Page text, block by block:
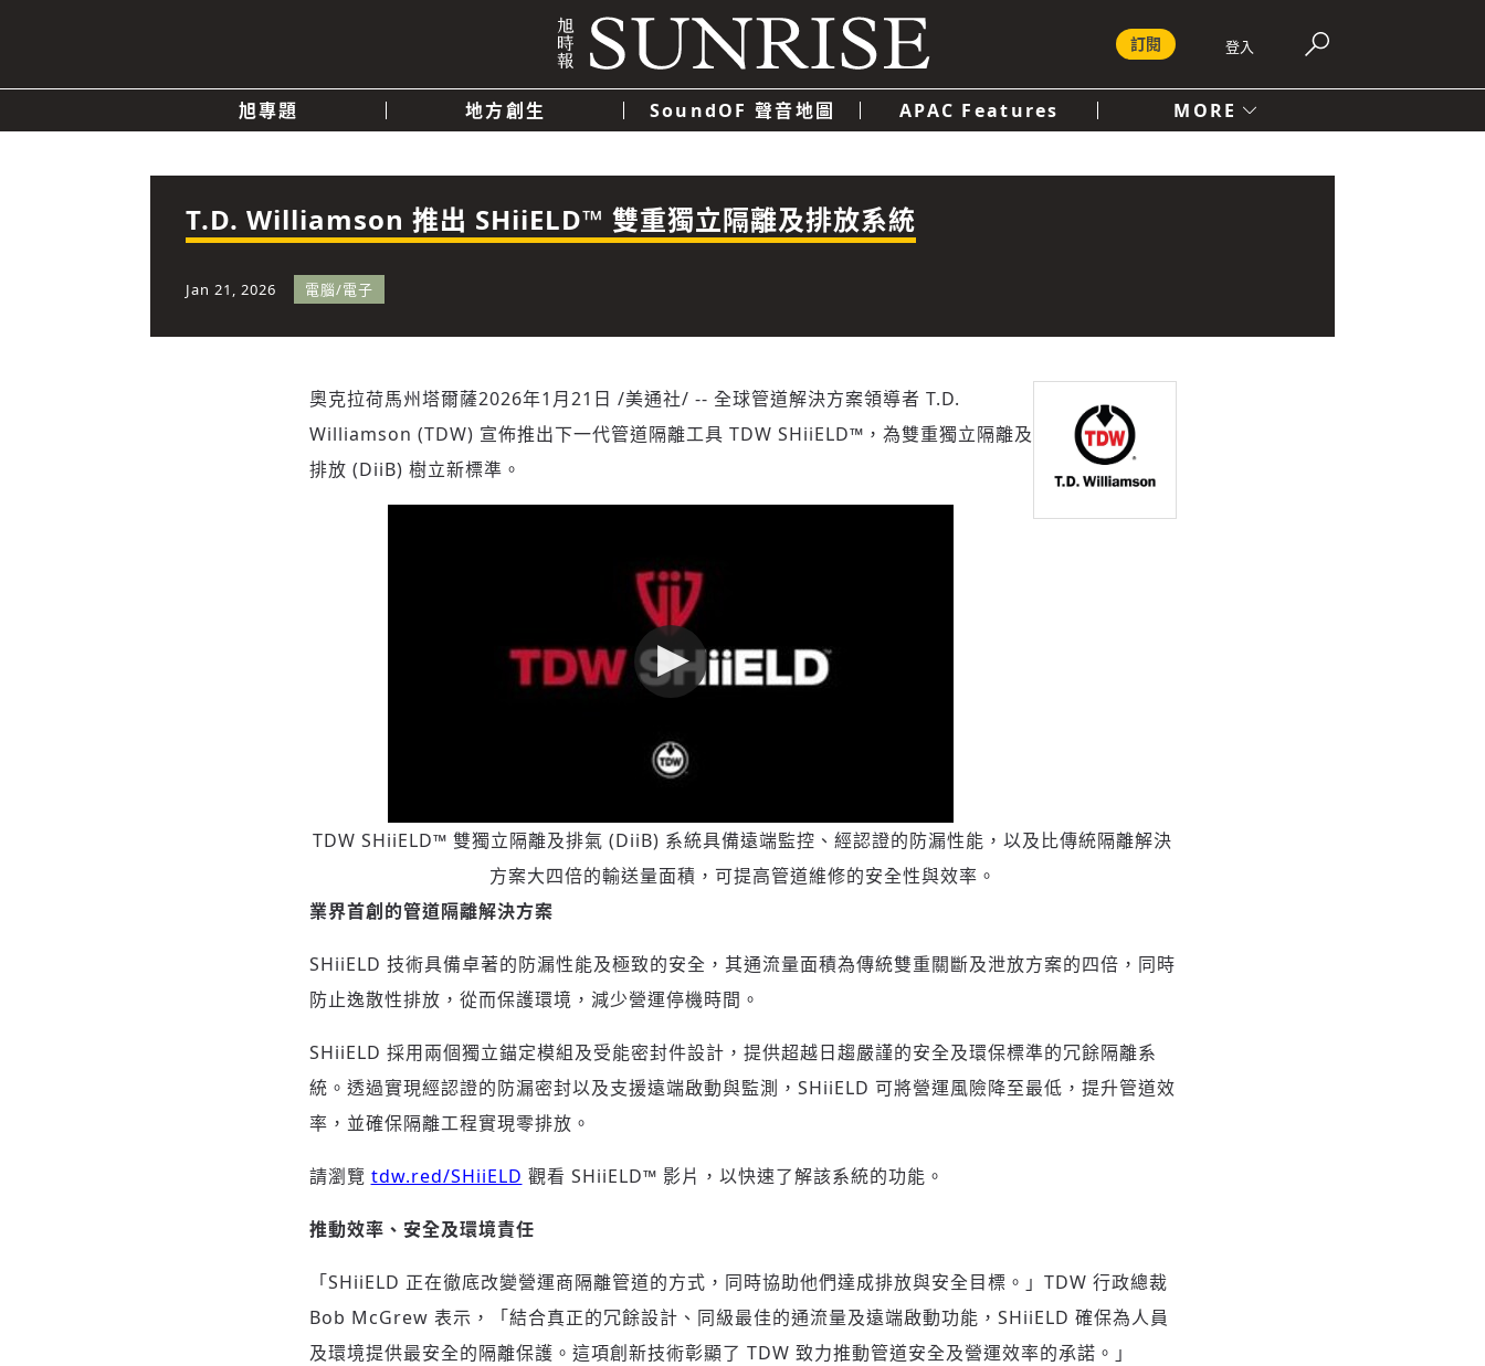
登入
訂閱
旭專題 地方創生 SoundOF 聲音地圖 APAC Features MORE
快速連結
政治 經濟 科技
登入或註冊
歡迎您加入《旭時報》
參與下一波全球科技革命
輸入 Email 驗證碼
(十分鐘內有效)
驗證
T.D. Williamson 推出 SHiiELD™ 雙重獨立隔離及排放系統
Jan 21, 2026 電腦/電子
奧克拉荷馬州塔爾薩2026年1月21日 /美通社/ -- 全球管道解決方案領導者 T.D.
Williamson (TDW) 宣佈推出下一代管道隔離工具 TDW SHiiELD™，為雙重獨立隔離及
排放 (DiiB) 樹立新標準。
TDW SHiiELD™ 雙獨立隔離及排氣 (DiiB) 系統具備遠端監控、經認證的防漏性能，以及比傳統隔離解決
方案大四倍的輸送量面積，可提高管道維修的安全性與效率。
業界首創的管道隔離解決方案
SHiiELD 技術具備卓著的防漏性能及極致的安全，其通流量面積為傳統雙重關斷及泄放方案的四倍，同時
防止逸散性排放，從而保護環境，減少營運停機時間。
SHiiELD 採用兩個獨立錨定模組及受能密封件設計，提供超越日趨嚴謹的安全及環保標準的冗餘隔離系
統。透過實現經認證的防漏密封以及支援遠端啟動與監測，SHiiELD 可將營運風險降至最低，提升管道效
率，並確保隔離工程實現零排放。
請瀏覽 tdw.red/SHiiELD 觀看 SHiiELD™ 影片，以快速了解該系統的功能。
推動效率、安全及環境責任
「SHiiELD 正在徹底改變營運商隔離管道的方式，同時協助他們達成排放與安全目標。」TDW 行政總裁
Bob McGrew 表示，「結合真正的冗餘設計、同級最佳的通流量及遠端啟動功能，SHiiELD 確保為人員
及環境提供最安全的隔離保護。這項創新技術彰顯了 TDW 致力推動管道安全及營運效率的承諾。」